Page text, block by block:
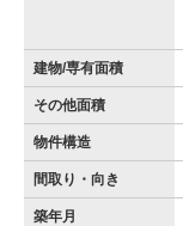
建物/専有面積
その他面積
物件構造
間取り・向き
築年月